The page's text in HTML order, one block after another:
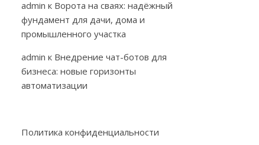
admin к Ворота на сваях: надёжный
фундамент для дачи, дома и
промышленного участка
admin к Внедрение чат-ботов для
бизнеса: новые горизонты
автоматизации
Политика конфиденциальности